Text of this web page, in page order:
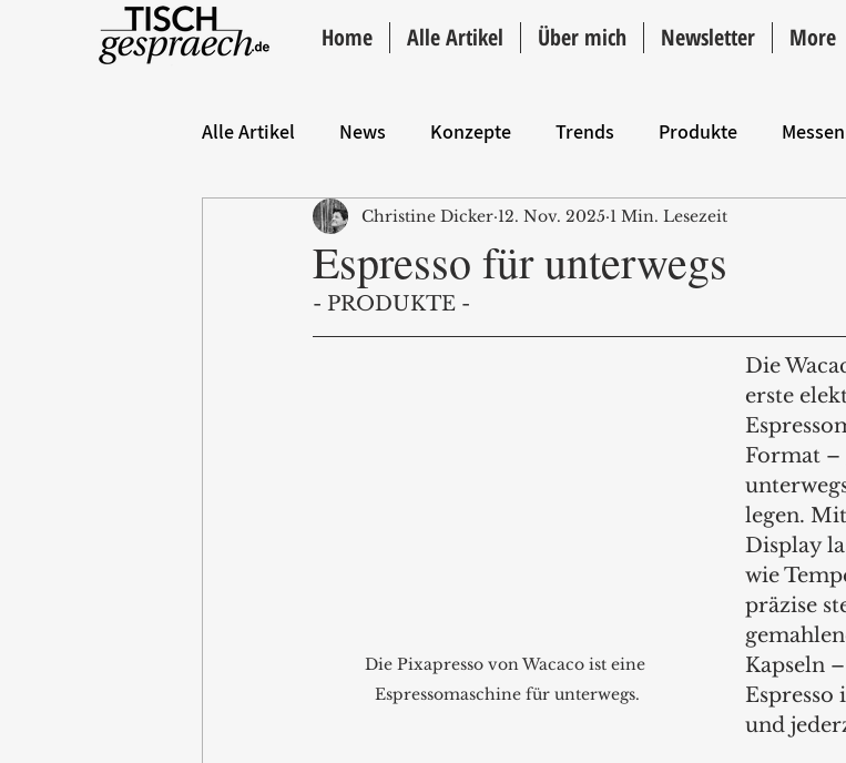
Home Alle Artikel Über mich Newsletter More
Alle Artikel News Konzepte Trends Produkte Messen
Hintergrund ANZEIGE Intro
Espresso für unterwegs
Christine Dicker 12. Nov. 2025 1 Min. Lesezeit
- PRODUKTE -
Die Pixapresso von Wacaco ist eine
Espressomaschine für unterwegs.
Die
erste
Format –
legen.
Display
wie
präzise
Kapseln
und